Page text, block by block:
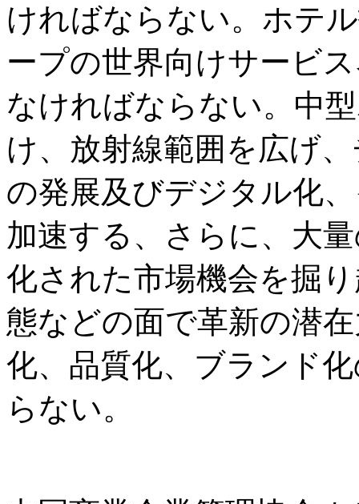
ければならない。ホテ
ープの世界向けサービ
なければならない。中
け、放射線範囲を広げ
の発展及びデジタル化
加速する、さらに、大
化された市場機会を掘
態などの面で革新の潜
化、品質化、ブランド
らない。